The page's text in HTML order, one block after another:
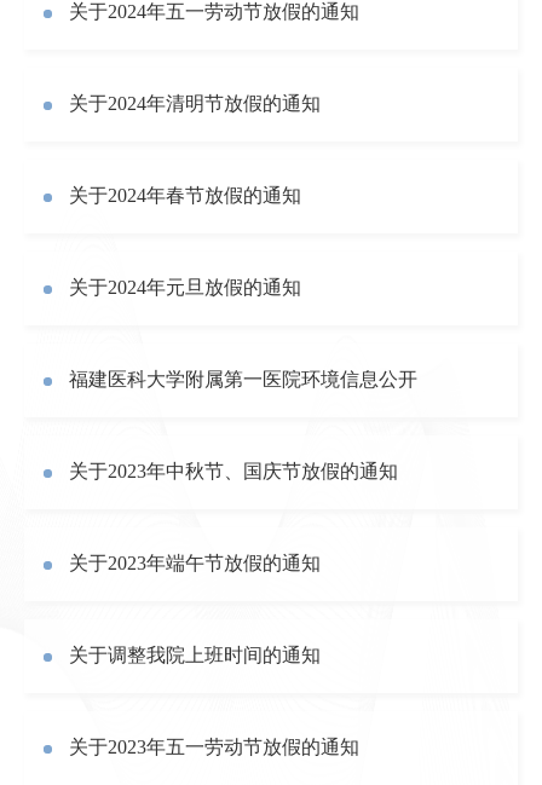
关于2024年五一劳动节放假的通知
关于2024年清明节放假的通知
关于2024年春节放假的通知
关于2024年元旦放假的通知
福建医科大学附属第一医院环境信息公开
关于2023年中秋节、国庆节放假的通知
关于2023年端午节放假的通知
关于调整我院上班时间的通知
关于2023年五一劳动节放假的通知